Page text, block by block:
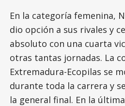
En la categoría femenina,
dio opción a sus rivales y
absoluto con una cuarta
otras tantas jornadas. La
Extremadura-Ecopilas se
durante toda la carrera y
la general final. En la